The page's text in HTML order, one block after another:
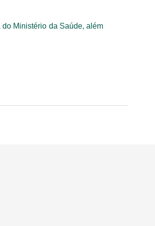
Ministério da Saúde, além